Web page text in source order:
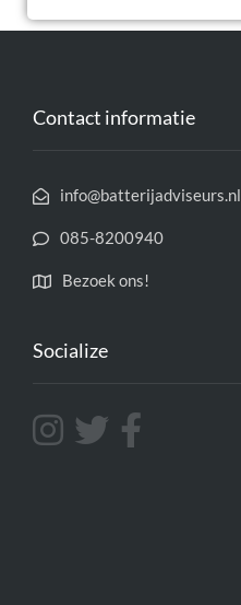
Contact informatie
info@batterijadviseurs.nl
085-8200940
Bezoek ons!
Socialize